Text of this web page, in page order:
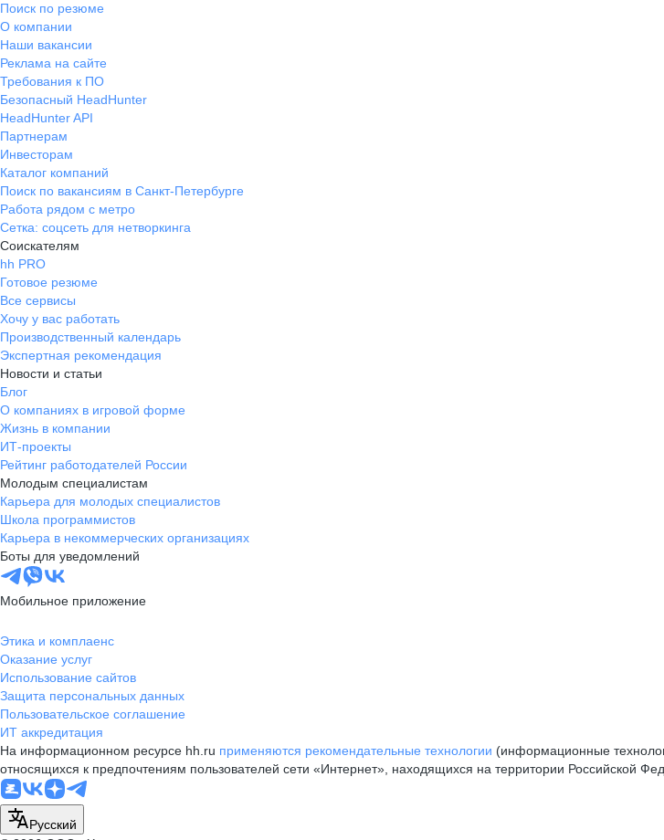
Поиск по резюме
О компании
Наши вакансии
Реклама на сайте
Требования к ПО
Безопасный HeadHunter
HeadHunter API
Партнерам
Инвесторам
Каталог компаний
Поиск по вакансиям в Санкт-Петербурге
Работа рядом с метро
Сетка: соцсеть для нетворкинга
Соискателям
hh PRO
Готовое резюме
Все сервисы
Хочу у вас работать
Производственный календарь
Экспертная рекомендация
Новости и статьи
Блог
О компаниях в игровой форме
Жизнь в компании
ИТ-проекты
Рейтинг работодателей России
Молодым специалистам
Карьера для молодых специалистов
Школа программистов
Карьера в некоммерческих организациях
Боты для уведомлений
Мобильное приложение
Этика и комплаенс
Оказание услуг
Использование сайтов
Защита персональных данных
Пользовательское соглашение
ИТ аккредитация
На информационном ресурсе hh.ru применяются рекомендательные технологии (информационные
относящихся к предпочтениям пользователей сети «Интернет», находящихся на территории Российской
Русский